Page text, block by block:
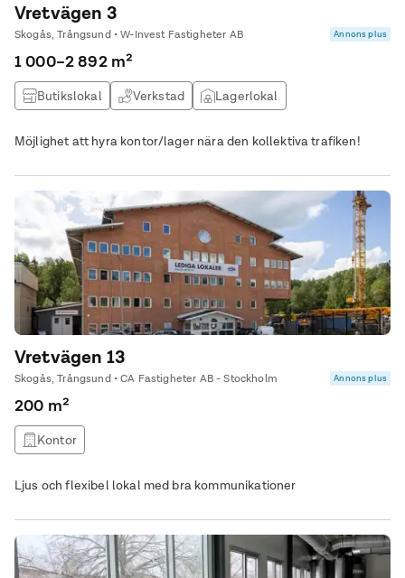
Vretvägen 3
Skogås, Trångsund • W-Invest Fastigheter AB Annons plus
1 000–2 892 m²
Butikslokal Verkstad Lagerlokal
Möjlighet att hyra kontor/lager nära den kollektiva trafiken!
Vretvägen 13
Skogås, Trångsund • CA Fastigheter AB - Stockholm Annons plus
200 m²
Kontor
Ljus och flexibel lokal med bra kommunikationer